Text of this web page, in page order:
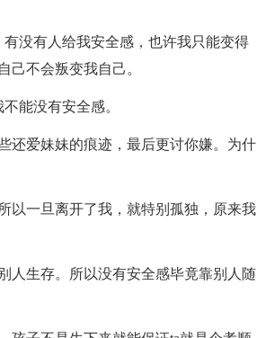
没有人给我安全感，也许我只能变得
己不会叛变我自己。
能没有安全感。
还爱妹妹的痕迹，最后更讨你嫌。为什
一旦离开了我，就特别孤独，原来我
人生存。所以没有安全感毕竟靠别人随